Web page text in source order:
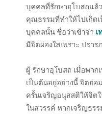
บุคคลที่รักษาอุโบสถแล้ว
คุณธรรมที่ทำให้ไปเกิดเ
บุคคลนั้น ชื่อว่าเข้าจำ เ
มีจิตผ่องใสเพราะ ปราร
ผู้ รักษาอุโบสถ เมื่อพาก
เป็นต้นอยู่อย่างนี้ จิตย่อ
ครั้นเจริญอนุสสติให้จิต
ในสวรรค์ หากเจริญธร